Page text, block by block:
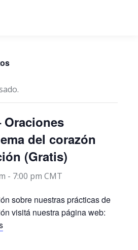
Oraciones
del corazón
(Gratis)
- 7:00 pm CMT
sobre nuestras prácticas de
visitá nuestra página web: